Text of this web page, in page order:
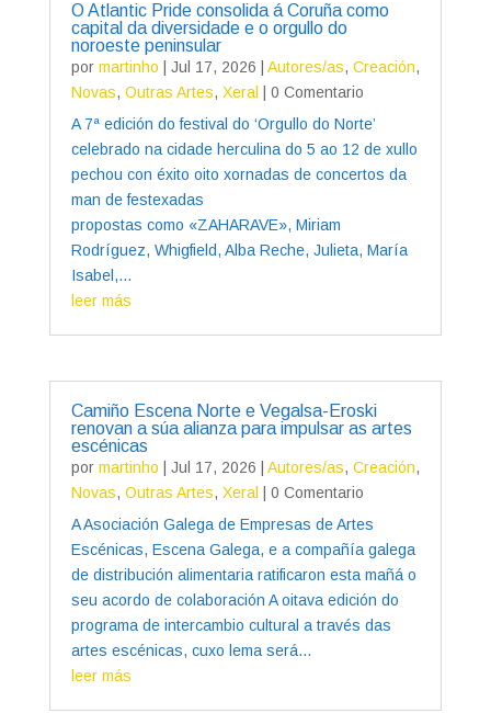
O Atlantic Pride consolida á Coruña como
capital da diversidade e o orgullo do
noroeste peninsular
por martinho Jul 17, 2026 Autores/as, Creación,
Novas, Outras Artes, Xeral
| 0 Comentario
A 7ª edición do festival do ‘Orgullo do Norte’
celebrado na cidade herculina do 5 ao 12 de xullo
pechou con éxito oito xornadas de concertos da
man de festexadas
propostas como «ZAHARAVE», Miriam
Rodríguez, Whigfield, Alba Reche, Julieta, María
Isabel,...
leer más
Camiño Escena Norte e Vegalsa-Eroski
renovan a súa alianza para impulsar as artes
escénicas
por martinho Jul 17, 2026 Autores/as, Creación,
Novas, Outras Artes, Xeral
| 0 Comentario
A Asociación Galega de Empresas de Artes
Escénicas, Escena Galega, e a compañía galega
de distribución alimentaria ratificaron esta mañá o
seu acordo de colaboración A oitava edición do
programa de intercambio cultural a través das
artes escénicas, cuxo lema será...
leer más